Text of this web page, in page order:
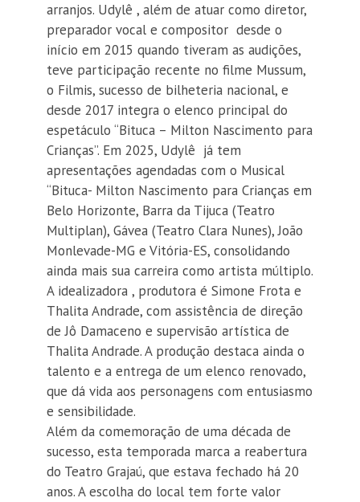
arranjos. Udylê , além de atuar como diretor,
preparador vocal e compositor desde o
início em 2015 quando tiveram as audições,
teve participação recente no filme Mussum,
o Filmis, sucesso de bilheteria nacional, e
desde 2017 integra o elenco principal do
espetáculo “Bituca – Milton Nascimento para
Crianças”. Em 2025, Udylê já tem
apresentações agendadas com o Musical
“Bituca- Milton Nascimento para Crianças em
Belo Horizonte, Barra da Tijuca (Teatro
Multiplan), Gávea (Teatro Clara Nunes), João
Monlevade-MG e Vitória-ES, consolidando
ainda mais sua carreira como artista múltiplo.
A idealizadora , produtora é Simone Frota e
Thalita Andrade, com assistência de direção
de Jô Damaceno e supervisão artística de
Thalita Andrade. A produção destaca ainda o
talento e a entrega de um elenco renovado,
que dá vida aos personagens com entusiasmo
e sensibilidade.
Além da comemoração de uma década de
sucesso, esta temporada marca a reabertura
do Teatro Grajaú, que estava fechado há 20
anos. A escolha do local tem forte valor